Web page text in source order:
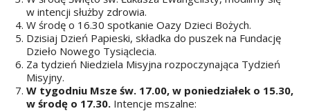
w intencji służby zdrowia.
W środę o 16.30 spotkanie Oazy Dzieci Bożych.
Dzisiaj Dzień Papieski, składka do puszek na Fundację
Dzieło Nowego Tysiąclecia.
Za tydzień Niedziela Misyjna rozpoczynająca Tydzień
Misyjny.
W tygodniu Msze św. 17.00, w poniedziałek o 15.30,
w środę o 17.30.Intencje mszalne: